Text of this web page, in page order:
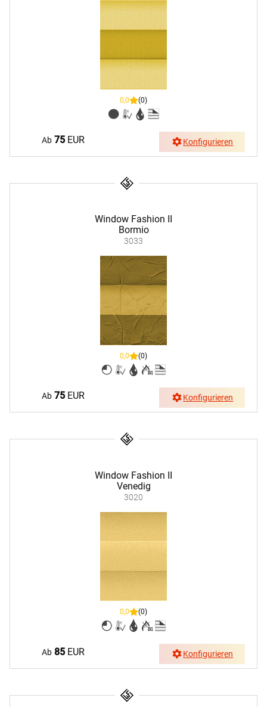
0,0 (0)
Ab 75EUR Konfigurieren
Window Fashion II
Bormio
3033
0,0 (0)
Ab 75EUR Konfigurieren
Window Fashion II
Venedig
3020
0,0 (0)
Ab 85EUR Konfigurieren